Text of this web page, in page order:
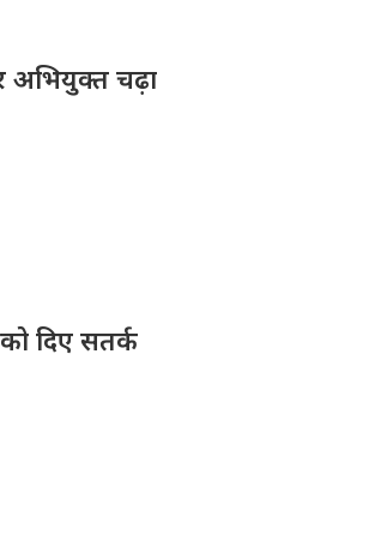
अभियुक्त चढ़ा
दिए सतर्क